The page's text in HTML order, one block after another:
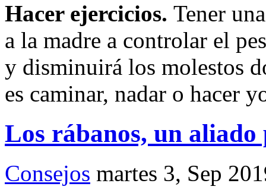
Hacer ejercicios. Tener
a la madre a controlar el
y disminuirá los molestos
es caminar, nadar o hacer
Los rábanos, un aliado
Consejos martes 3, Sep